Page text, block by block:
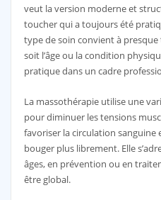
veut la version moderne et
toucher qui a toujours été
type de soin convient à
soit l’âge ou la condition
pratique dans un cadre
La massothérapie utilise une
pour diminuer les tensions
favoriser la circulation
bouger plus librement. Elle
âges, en prévention ou en
être global.